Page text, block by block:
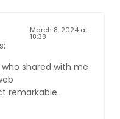
March 8, 2024 at
18:38
shared with me
remarkable.